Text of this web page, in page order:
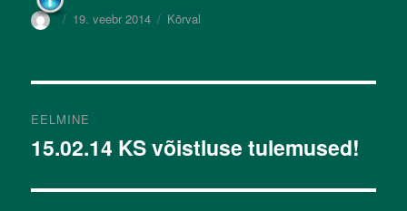
19. veebr 2014 Kõrval
EELMINE
Eelmine
15.02.14 KS võistluse tulemused!